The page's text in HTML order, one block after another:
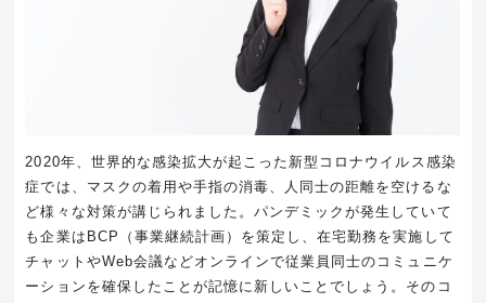
2020年、世界的な感染拡大が起こった新型コロナウイルス感染
症では、マスクの着用や手指の消毒、人同士の距離を空けるな
ど様々な対策が講じられました。パンデミックが発生していて
も企業はBCP（事業継続計画）を策定し、在宅勤務を実施して
チャットやWeb会議などオンラインで従業員同士のコミュニケ
ーションを確保したことが記憶に新しいことでしょう。そのコ